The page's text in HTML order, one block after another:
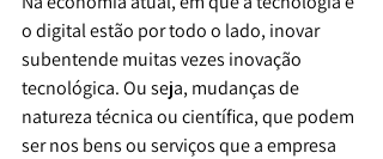
o digital estão por todo o lado, inovar
subentende muitas vezes inovação
tecnológica. Ou seja, mudanças de
natureza técnica ou científica, que podem
ser nos bens ou serviços que a empresa